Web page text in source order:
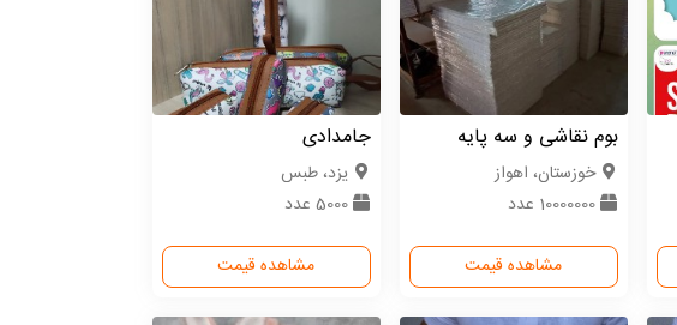
بوم نقاشی و سه پایه
خوزستان، اهواز
10000000 عدد
مشاهده قیمت
جامدادی
یزد، طبس
5000 عدد
مشاهده قیمت